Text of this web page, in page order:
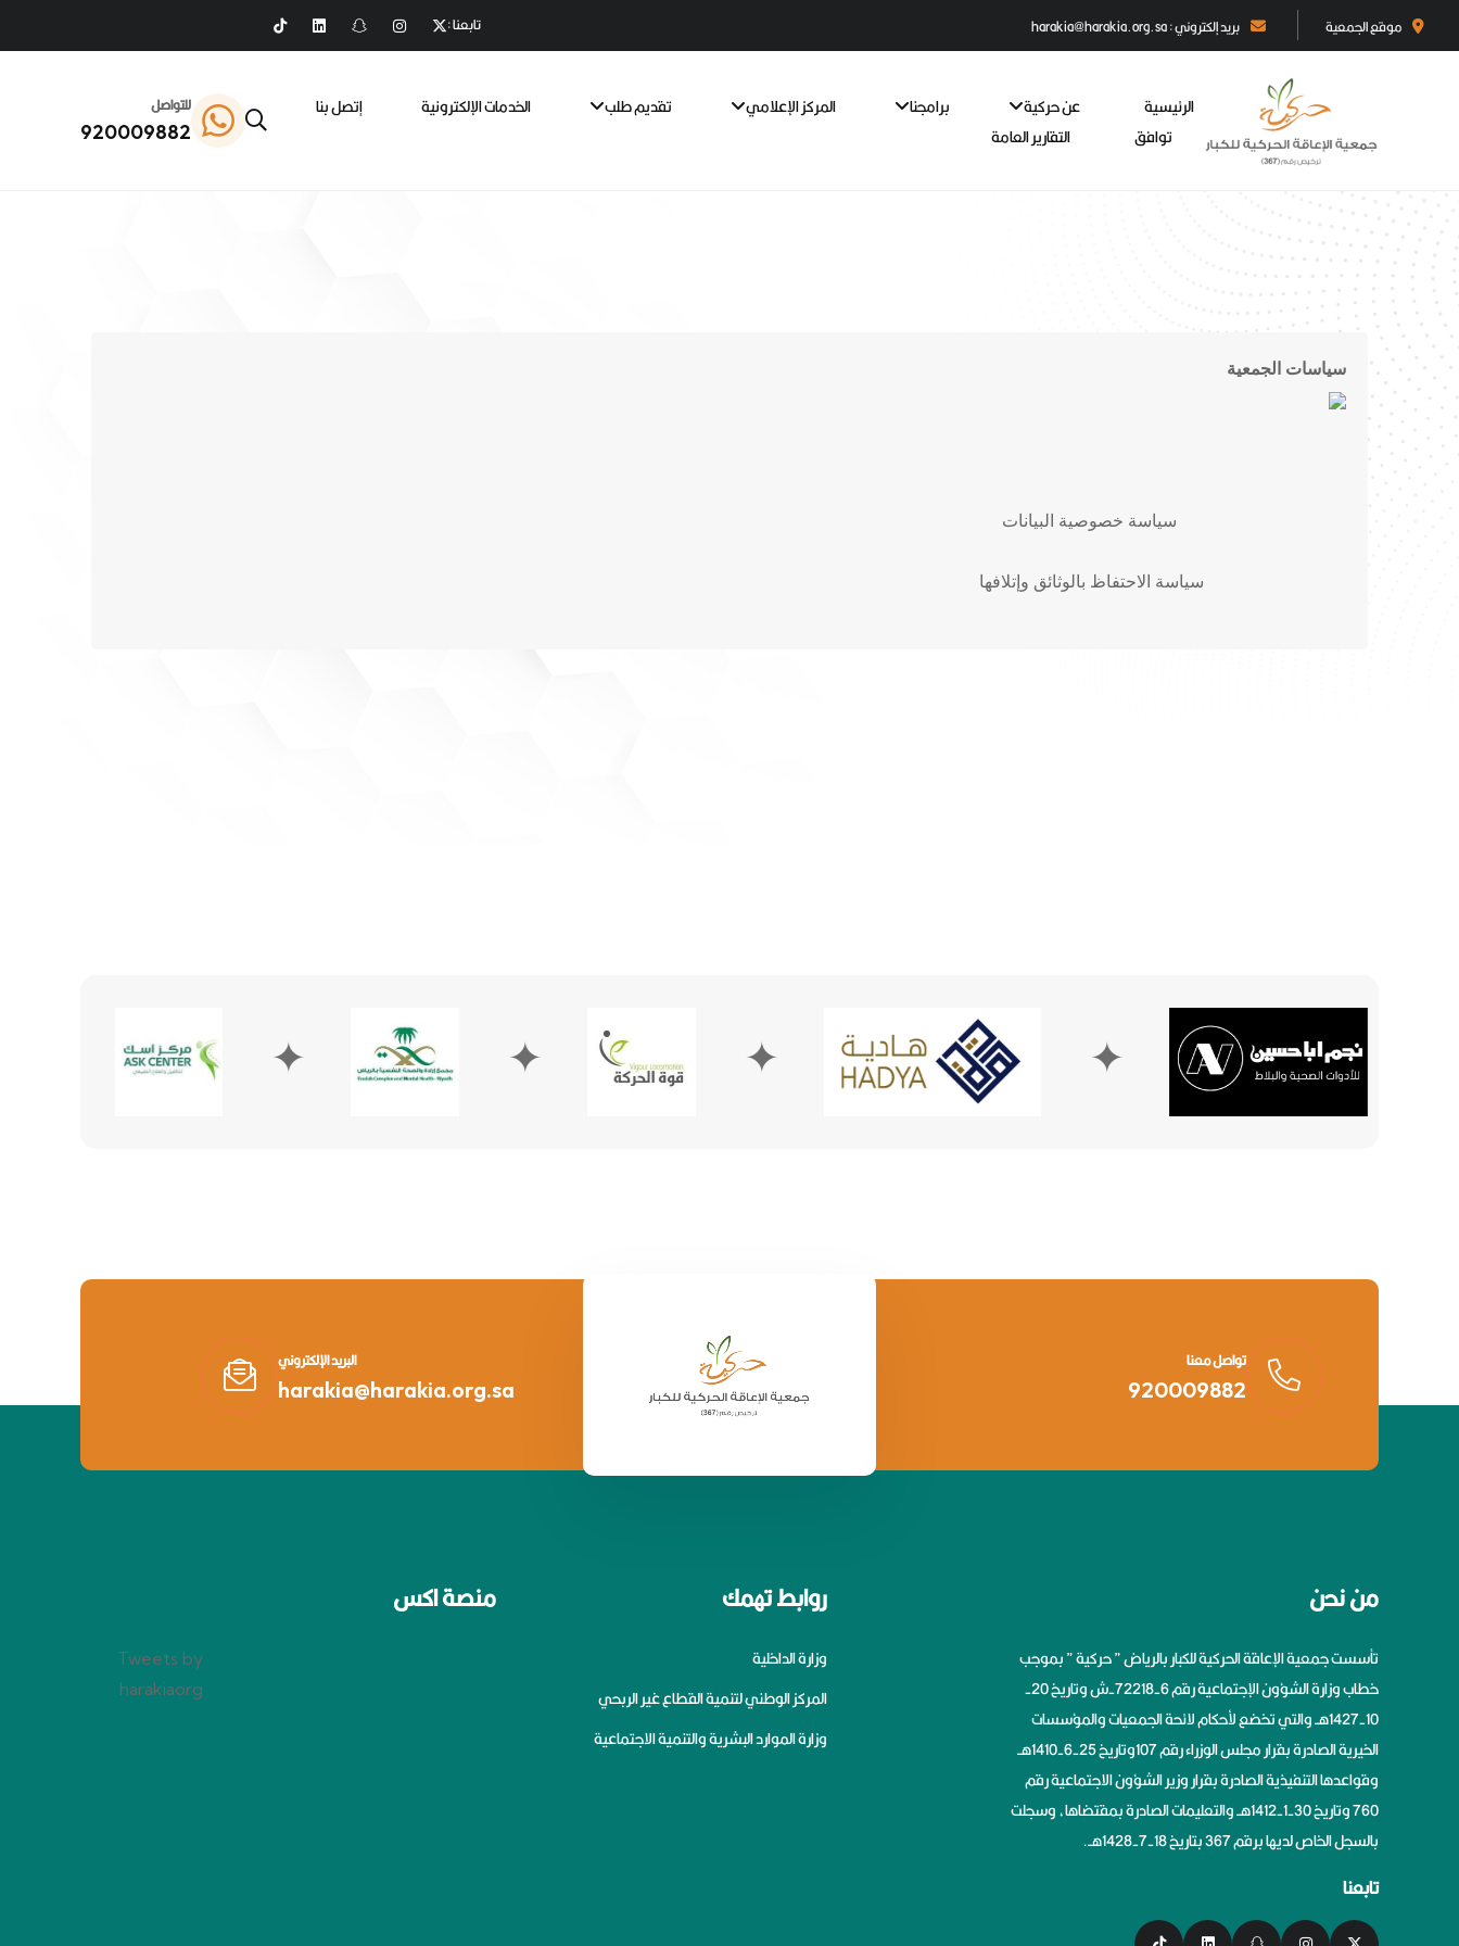
موقع الجمعية بريد إلكتروني : harakia@harakia.org.sa تابعنا :
الرئيسية عن حركية برامجنا المركز الإعلامي تقديم طلب الخدمات الإلكترونية
إتصل بنا
توافق
التقارير العامة
للتواصل
920009882
سياسات الجمعية
سياسة خصوصية البيانات
سياسة الاحتفاظ بالوثائق وإتلافها
✦ ✦ ✦ ✦ ✦
تواصل معنا
920009882
البريد الإلكتروني
harakia@harakia.org.sa
من نحن
تأسست جمعية الإعاقة الحركية للكبار بالرياض ” حركية ” بموجب
خطاب وزارة الشؤون الإجتماعية رقم 6-72218-ش وتاريخ 20-
10-1427هــ والتي تخضع لأحكام لائحة الجمعيات والمؤسسات
الخيرية الصادرة بقرار مجلس الوزراء رقم 107وتاريخ 25-6-1410هــ
وقواعدها التنفيذية الصادرة بقرار وزير الشؤون الاجتماعية رقم
760 وتاريخ 30-1-1412هــ والتعليمات الصادرة بمقتضاها، وسجلت
بالسجل الخاص لديها برقم 367 بتاريخ 18-7-1428هــ.
تابعنا
روابط تهمك
وزارة الداخلية
المركز الوطني لتنمية القطاع غير الربحي
وزارة الموارد البشرية والتنمية الاجتماعية
منصة اكس
Tweets by
harakiaorg